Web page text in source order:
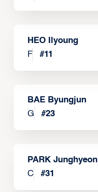
HEO Ilyoung
F
#11
BAE Byungjun
G
#23
PARK Junghyeon
C
#31